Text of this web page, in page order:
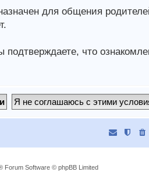
для общения
что
Forum Software © phpBB Limited